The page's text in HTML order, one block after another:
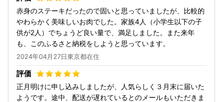
赤身のステーキだったので固いと思っていましたが、比較的
やわらかく美味しいお肉でした。家族4人（小学生以下の子
供が2人）でちょうど良い量で、満足しました。また来年
も、このふるさと納税をしようと思っています。
2024年04月27日東京都在住
正月明けに申し込みしましたが、人気らしく３月末に届いた
ようです。途中、配送が遅れているとのメールもいただきま